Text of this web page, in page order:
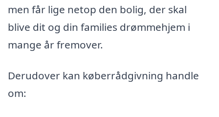
men får lige netop den bolig, der skal
blive dit og din families drømmehjem i
mange år fremover.
Derudover kan køberrådgivning handle
om: